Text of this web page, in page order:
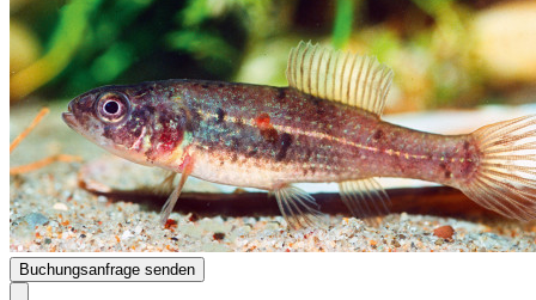
Buchungsanfrage senden